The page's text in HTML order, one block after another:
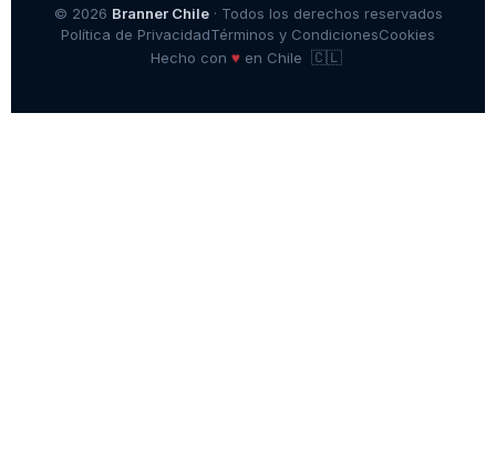
© 2026 Branner Chile· Todos los derechos reservados
Política de PrivacidadTérminos y CondicionesCookies
Hecho con ♥en Chile 🇨🇱